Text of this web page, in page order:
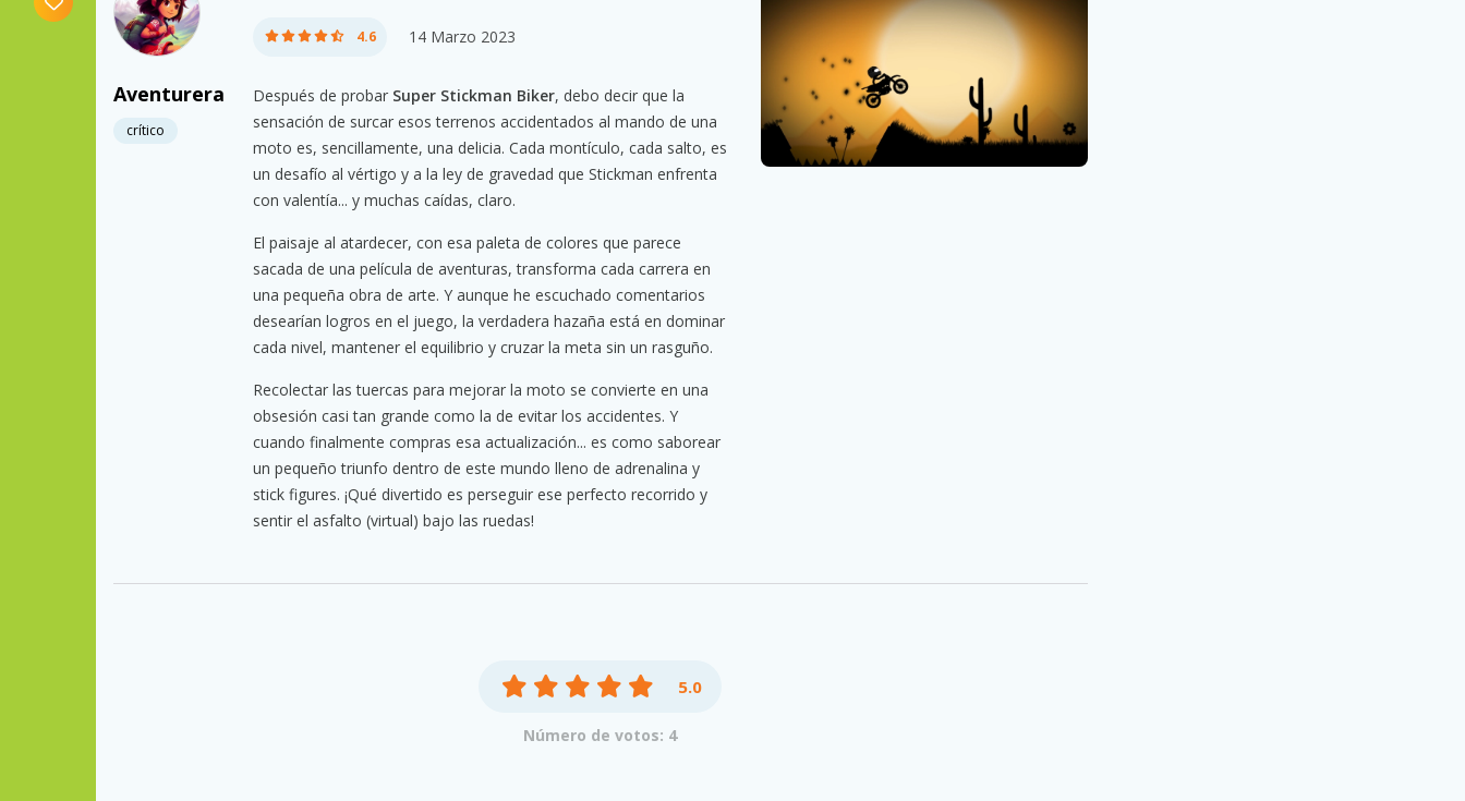
Aventurera
crítico
4.6 14 Marzo 2023
Después de probar Super Stickman Biker, debo decir que la
sensación de surcar esos terrenos accidentados al mando de una
moto es, sencillamente, una delicia. Cada montículo, cada salto, es
un desafío al vértigo y a la ley de gravedad que Stickman enfrenta
con valentía... y muchas caídas, claro.
El paisaje al atardecer, con esa paleta de colores que parece
sacada de una película de aventuras, transforma cada carrera en
una pequeña obra de arte. Y aunque he escuchado comentarios
desearían logros en el juego, la verdadera hazaña está en dominar
cada nivel, mantener el equilibrio y cruzar la meta sin un rasguño.
Recolectar las tuercas para mejorar la moto se convierte en una
obsesión casi tan grande como la de evitar los accidentes. Y
cuando finalmente compras esa actualización... es como saborear
un pequeño triunfo dentro de este mundo lleno de adrenalina y
stick figures. ¡Qué divertido es perseguir ese perfecto recorrido y
sentir el asfalto (virtual) bajo las ruedas!
5.0
Número de votos: 4